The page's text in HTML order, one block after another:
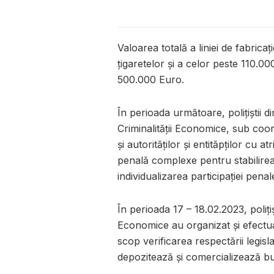
Valoarea totală a liniei de
țigaretelor și a celor peste
500.000 Euro.
În perioada următoare, polițiștii
Criminalității Economice, sub
și autorităților și entităpților cu
penală complexe pentru
individualizarea participației
În perioada 17 – 18.02.2023,
Economice au organizat și
scop verificarea respectării
depozitează și comercializează